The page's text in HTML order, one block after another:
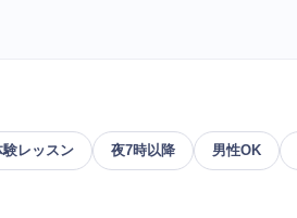
験レッスン 夜7時以降 男性OK